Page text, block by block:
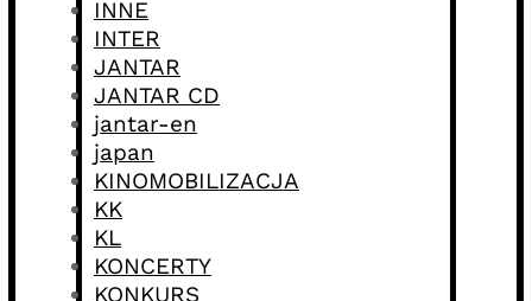
INNE
INTER
JANTAR
JANTAR CD
jantar-en
japan
KINOMOBILIZACJA
KK
KL
KONCERTY
KONKURS